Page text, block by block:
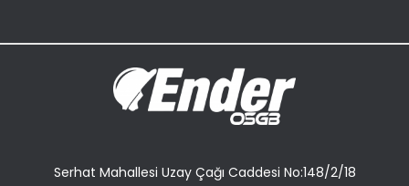
Serhat Mahallesi Uzay Çağı Caddesi No:148/2/18